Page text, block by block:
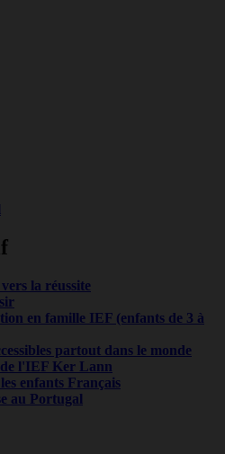
la réussite
en famille IEF (enfants de 3 à
partout dans le monde
de l'IEF Ker Lann
enfants Français
au Portugal